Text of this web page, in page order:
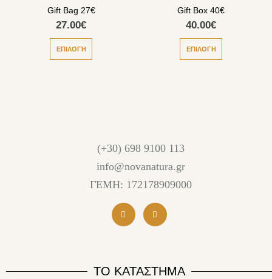
Gift Bag 27€
27.00€
ΕΠΙΛΟΓΉ
Gift Box 40€
40.00€
ΕΠΙΛΟΓΉ
(+30) 698 9100 113
info@novanatura.gr
ΓΕΜΗ: 172178909000
ΤΟ ΚΑΤΑΣΤΗΜΑ